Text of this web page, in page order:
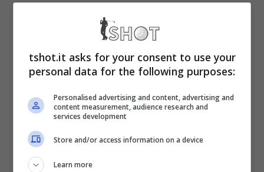
giornalisti vicini al Real Madrid. Ma Bale non
ha mai fatto segreto della sua preferenza del
golf nei confronti del calcio, nonostante fosse
in quest’ultimo che è effettivamente diventato
un campione.
Golf, arriva l’annuncio
tshot.it asks for your consent to use your
personal data for the following purposes:
Personalised advertising and content, advertising and
content measurement, audience research and
services development
Store and/or access information on a device
Learn more